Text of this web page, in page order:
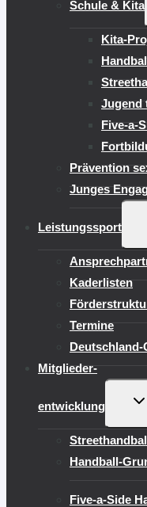
Schule & Kita
Kita-
Jugend
Five-a-
Prävention
Junges
Leistungssport
Kaderlisten
Termine
Deutschland-
Mitglieder-
entwicklung
Handball-
Five-a-Side